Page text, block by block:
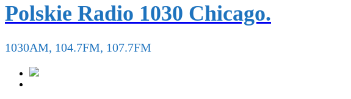
Polskie Radio 1030 Chicago.
1030AM, 104.7FM, 107.7FM